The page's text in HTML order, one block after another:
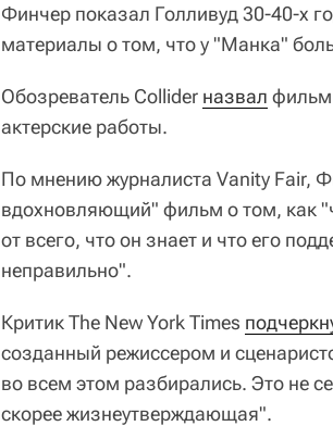
Финчер показал Голливуд 30-40-х
материалы о том, что у "Манка"
Обозреватель Collider назвал фильм
актерские работы.
По мнению журналиста Vanity Fair,
вдохновляющий" фильм о том, как
от всего, что он знает и что его
неправильно".
Критик The New York Times
созданный режиссером и
во всем этом разбирались. Это не
скорее жизнеутверждающая".